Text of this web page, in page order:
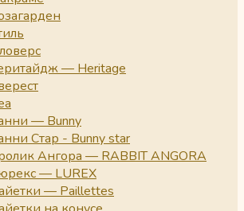
— Heritage
— Bunny
Стар - Bunny star
Ангора — RABBIT ANGORA
— LUREX
— Paillettes